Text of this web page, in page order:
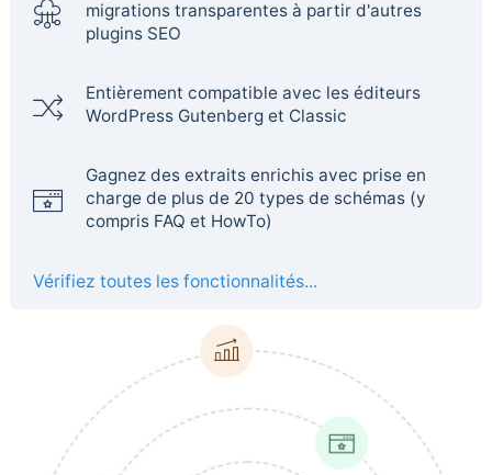
migrations transparentes à partir d'autres
plugins SEO
Entièrement compatible avec les éditeurs
WordPress Gutenberg et Classic
Gagnez des extraits enrichis avec prise en
charge de plus de 20 types de schémas (y
compris FAQ et HowTo)
Vérifiez toutes les fonctionnalités...